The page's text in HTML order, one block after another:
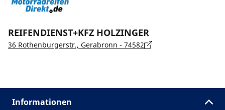
REIFENDIENST+KFZ HOLZINGER
36 Rothenburgerstr., Gerabronn - 74582
Informationen